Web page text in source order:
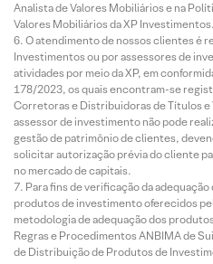
Analista de Valores Mobiliários e na
Valores Mobiliários da XP Investimentos.
O atendimento de nossos clientes é
Investimentos ou por assessores de
atividades por meio da XP, em
178/2023, os quais encontram-se
Corretoras e Distribuidoras de Títulos e
assessor de investimento não pode
gestão de patrimônio de clientes,
solicitar autorização prévia do cliente
no mercado de capitais.
Para fins de verificação da
produtos de investimento oferecidos
metodologia de adequação dos
Regras e Procedimentos ANBIMA de
de Distribuição de Produtos de